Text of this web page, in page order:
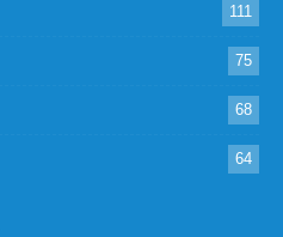
111
75
68
64